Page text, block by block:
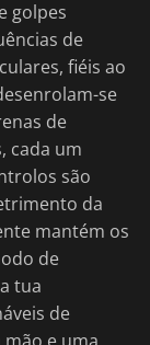
golpes
de
fiéis ao
se
de
cada um
são
da
mantém os
de
tua
de